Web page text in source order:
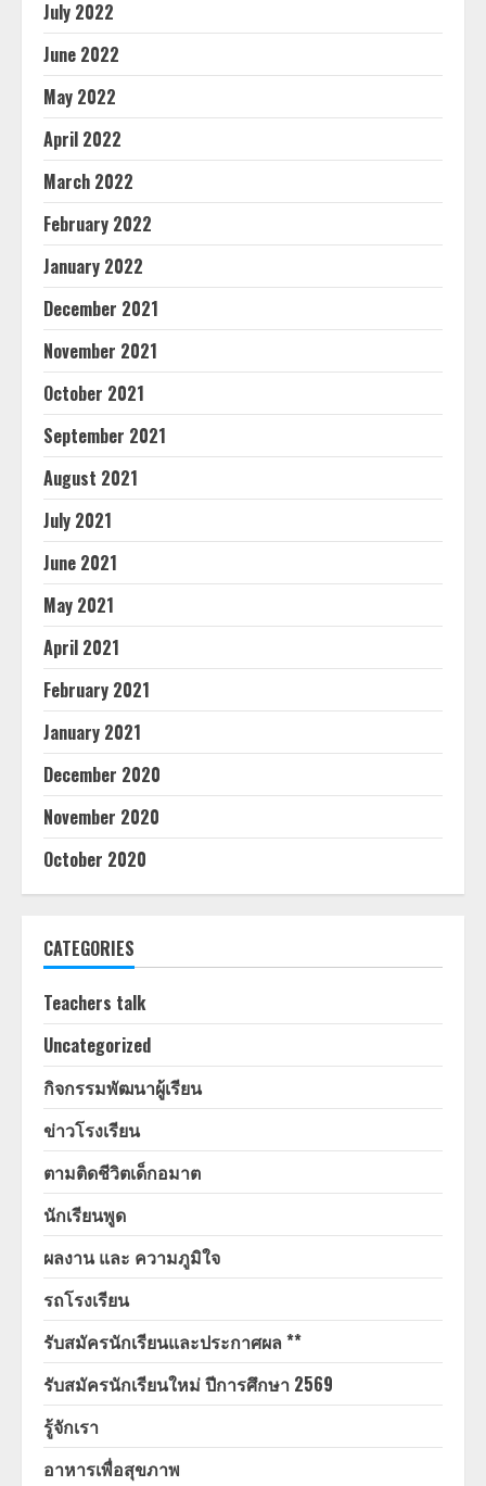
July 2022
June 2022
May 2022
April 2022
March 2022
February 2022
January 2022
December 2021
November 2021
October 2021
September 2021
August 2021
July 2021
June 2021
May 2021
April 2021
February 2021
January 2021
December 2020
November 2020
October 2020
CATEGORIES
Teachers talk
Uncategorized
กิจกรรมพัฒนาผู้เรียน
ข่าวโรงเรียน
ตามติดชีวิตเด็กอมาต
นักเรียนพูด
ผลงาน และ ความภูมิใจ
รถโรงเรียน
รับสมัครนักเรียนและประกาศผล **
รับสมัครนักเรียนใหม่ ปีการศึกษา 2569
รู้จักเรา
อาหารเพื่อสุขภาพ